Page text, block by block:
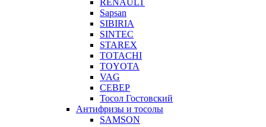
Sapsan
SIBIRIA
SINTEC
STAREX
TOTACHI
TOYOTA
VAG
СЕВЕР
Тосол Гостовский
Антифризы и тосолы
SAMSON